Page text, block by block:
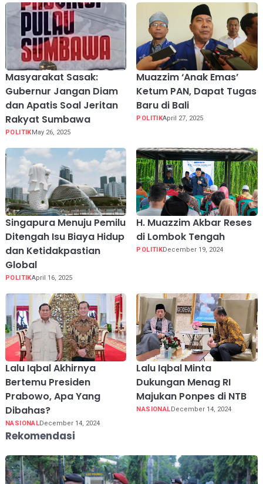
Masyarakat Sasak:
Gubernur Jangan Diam
dan Apatis Soal Jeritan
Rakyat Sumbawa
POLITIKMay 26, 2025
Muazzim ‘Anak Emas’
Ketum PAN, Dapat Tugas
Baru di Bali
POLITIKApril 27, 2025
Singapura Menuju Pemilu
Ditengah Isu Biaya Hidup
dan Ketidakpastian
Global
POLITIKApril 16, 2025
H. Muazzim Akbar Reses
di Lombok Tengah
POLITIKDecember 19, 2024
Lalu Iqbal Akhirnya
Bertemu Presiden
Prabowo, Apa Yang
Dibahas?
NASIONALDecember 14, 2024
Lalu Iqbal Minta
Dukungan Menag RI
Majukan Ponpes di NTB
NASIONALDecember 14, 2024
Rekomendasi